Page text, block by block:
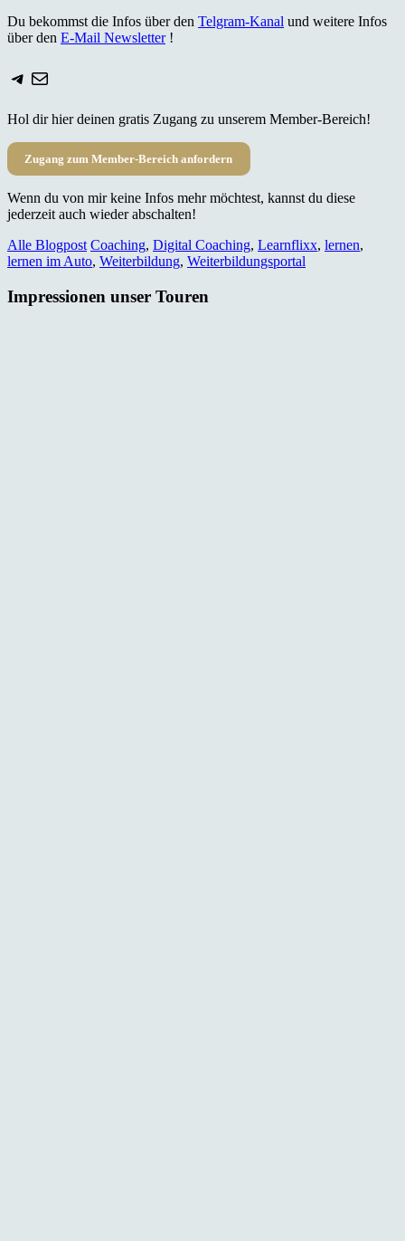
Du bekommst die Infos über den Telgram-Kanal und weitere Infos
über den E-Mail Newsletter!
Telegram
E-Mail
Hol dir hier deinen gratis Zugang zu unserem Member-Bereich!
Zugang zum Member-Bereich anfordern
Wenn du von mir keine Infos mehr möchtest, kannst du diese
jederzeit auch wieder abschalten!
Alle Blogpost Coaching, Digital Coaching, Learnflixx, lernen,
lernen im Auto, Weiterbildung, Weiterbildungsportal
Impressionen unser Touren